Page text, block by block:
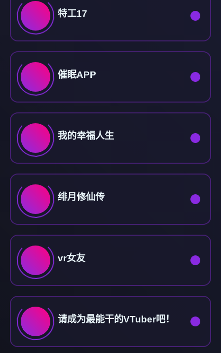
特工17
催眠APP
我的幸福人生
绯月修仙传
vr女友
请成为最能干的VTuber吧！